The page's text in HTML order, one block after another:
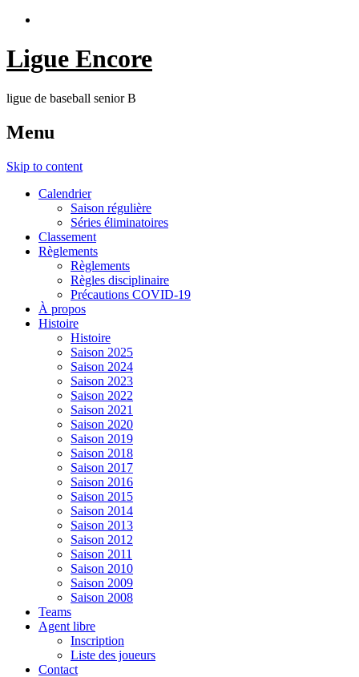
Ligue Encore
ligue de baseball senior B
Menu
Skip to content
Calendrier
Saison régulière
Séries éliminatoires
Classement
Règlements
Règlements
Règles disciplinaire
Précautions COVID-19
À propos
Histoire
Histoire
Saison 2025
Saison 2024
Saison 2023
Saison 2022
Saison 2021
Saison 2020
Saison 2019
Saison 2018
Saison 2017
Saison 2016
Saison 2015
Saison 2014
Saison 2013
Saison 2012
Saison 2011
Saison 2010
Saison 2009
Saison 2008
Teams
Agent libre
Inscription
Liste des joueurs
Contact